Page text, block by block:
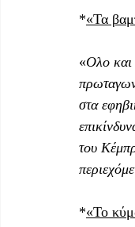
*«Τα
«Ολο και
στα
του
*«Το